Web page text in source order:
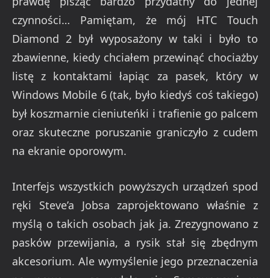
czynności… Pamiętam, że mój HTC Touch
Diamond 2 był wyposażony w taki i było to
zbawienne, kiedy chciałem przewinąć chociażby
listę z kontaktami łapiąc za pasek, który w
Windows Mobile 6 (tak, było kiedyś coś takiego)
był koszmarnie cieniuteńki i trafienie go palcem
oraz skuteczne poruszanie graniczyło z cudem
na ekranie oporowym.
Interfejs wszystkich powyższych urządzeń spod
ręki Steve’a Jobsa zaprojektowano właśnie z
myślą o takich osobach jak ja. Zrezygnowano z
pasków przewijania, a rysik stał się zbędnym
akcesorium. Ale wymyślenie jego przeznaczenia